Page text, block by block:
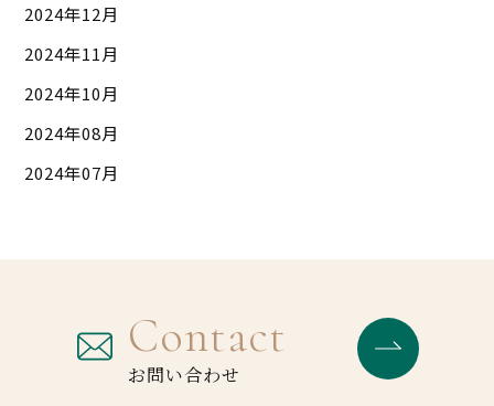
2024年12月
2024年11月
2024年10月
2024年08月
2024年07月
Contact
お問い合わせ